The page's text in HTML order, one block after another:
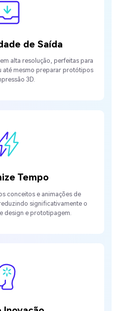
de Saída
alta resolução, perfeitas para
até mesmo preparar protótipos
3D.
Tempo
conceitos e animações de
significativamente o
design e prototipagem.